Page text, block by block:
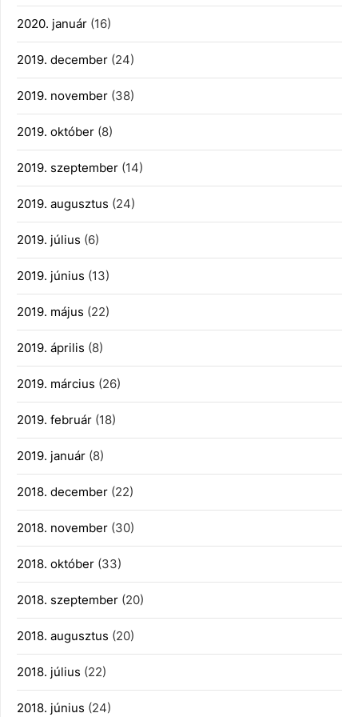
2020. január (16)
2019. december (24)
2019. november (38)
2019. október (8)
2019. szeptember (14)
2019. augusztus (24)
2019. július (6)
2019. június (13)
2019. május (22)
2019. április (8)
2019. március (26)
2019. február (18)
2019. január (8)
2018. december (22)
2018. november (30)
2018. október (33)
2018. szeptember (20)
2018. augusztus (20)
2018. július (22)
2018. június (24)